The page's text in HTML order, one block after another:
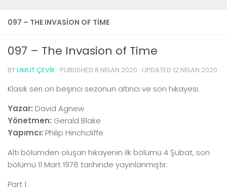
097 – THE INVASION OF TIME
097 – The Invasion of Time
BYUMUT ÇEVIK · PUBLISHED 8 NISAN 2020 · UPDATED 12 NISAN 2020
Klasik seri on beşinci sezonun altıncı ve son hikayesi.
Yazar: David Agnew
Yönetmen: Gerald Blake
Yapımcı: Philip Hinchcliffe
Altı bölümden oluşan hikayenin ilk bölümü 4 Şubat, son
bölümü 11 Mart 1978 tarihinde yayınlanmıştır.
Part 1: